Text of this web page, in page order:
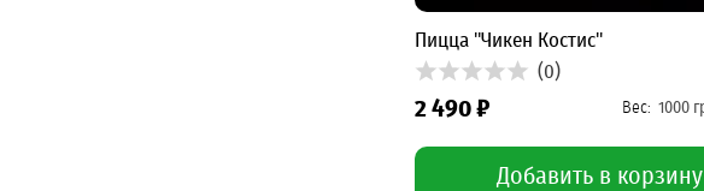
Пицца "Чикен Костис"
(0)
2 490 ₽
Добавить в корзину